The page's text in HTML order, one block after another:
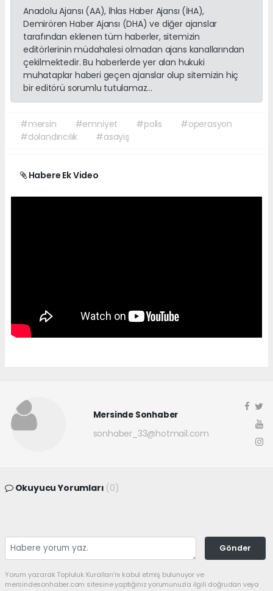
Anadolu Ajansı (AA), İhlas Haber Ajansı (İHA),
Demirören Haber Ajansı (DHA) ve diğer ajanslar
tarafından eklenen tüm haberler, sitemizin
editörlerinin müdahalesi olmadan ajans kanallarından
çekilmektedir. Bu haberlerde yer alan hukuki
muhataplar haberi geçen ajanslar olup sitemizin hiç
bir editörü sorumlu tutulamaz...
#mersin #emniyet #polis
#operasyon
#dolandırıcılık
#asayiş
Habere Ek Video
Mersinde Sonhaber
sonhaber_33@hotmail.com
Okuyucu Yorumları (0)
Gönder
Yorum yazarak Topluluk Kuralları’nı kabul etmiş bulunuyor ve
mersindesonhaber.com sitesine yaptığınız yorumunuzla ilgili doğrudan veya